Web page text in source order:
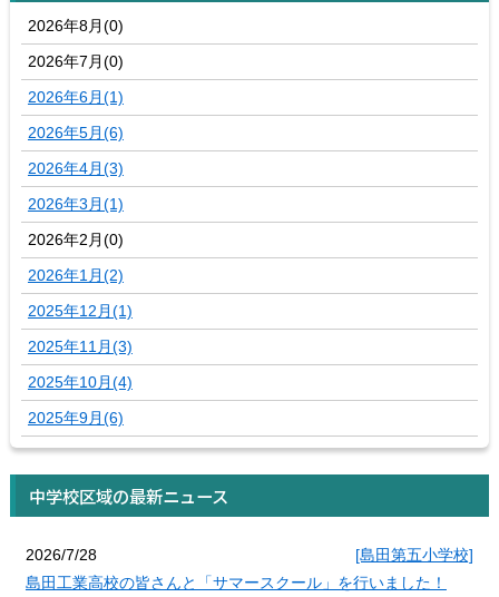
2026年8月(0)
2026年7月(0)
2026年6月(1)
2026年5月(6)
2026年4月(3)
2026年3月(1)
2026年2月(0)
2026年1月(2)
2025年12月(1)
2025年11月(3)
2025年10月(4)
2025年9月(6)
中学校区域の最新ニュース
2026/7/28
[島田第五小学校]
島田工業高校の皆さんと「サマースクール」を行いました！